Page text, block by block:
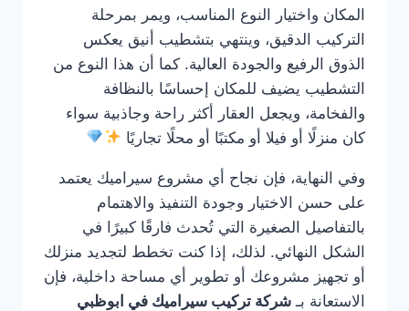
المكان واختيار النوع المناسب، ويمر بمرحلة
التركيب الدقيق، وينتهي بتشطيب أنيق يعكس
الذوق الرفيع والجودة العالية. كما أن هذا النوع من
التشطيب يضيف للمكان إحساسًا بالنظافة
والفخامة، ويجعل العقار أكثر راحة وجاذبية سواء
كان منزلًا أو فيلا أو مكتبًا أو محلًا تجاريًا
وفي النهاية، فإن نجاح أي مشروع سيراميك يعتمد
على حسن الاختيار وجودة التنفيذ والاهتمام
بالتفاصيل الصغيرة التي تُحدث فارقًا كبيرًا في
الشكل النهائي. لذلك، إذا كنت تخطط لتجديد منزلك
أو تجهيز مشروعك أو تطوير أي مساحة داخلية، فإن
الاستعانة بـ شركة تركيب سيراميك في ابوظبي